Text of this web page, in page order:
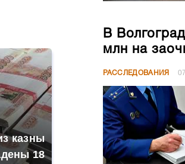
казны
18
В
млн на
РАССЛЕДОВАНИЯ